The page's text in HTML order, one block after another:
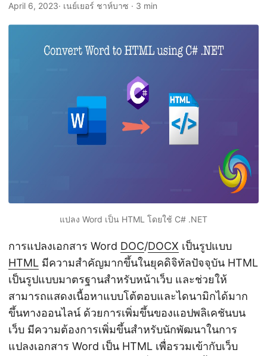
n
April 6, 2023· เนย์เยอร์ ชาห์บาซ · 3 min
แปลง Word เป็น HTML โดยใช้ C# .NET
การแปลงเอกสาร Word DOC/DOCX เป็นรูปแบบ
HTML มีความสำคัญมากขึ้นในยุคดิจิทัลปัจจุบัน HTML
เป็นรูปแบบมาตรฐานสำหรับหน้าเว็บ และช่วยให้
สามารถแสดงเนื้อหาแบบโต้ตอบและไดนามิกได้มาก
ขึ้นทางออนไลน์ ด้วยการเพิ่มขึ้นของแอปพลิเคชันบน
เว็บ มีความต้องการเพิ่มขึ้นสำหรับนักพัฒนาในการ
แปลงเอกสาร Word เป็น HTML เพื่อรวมเข้ากับเว็บ